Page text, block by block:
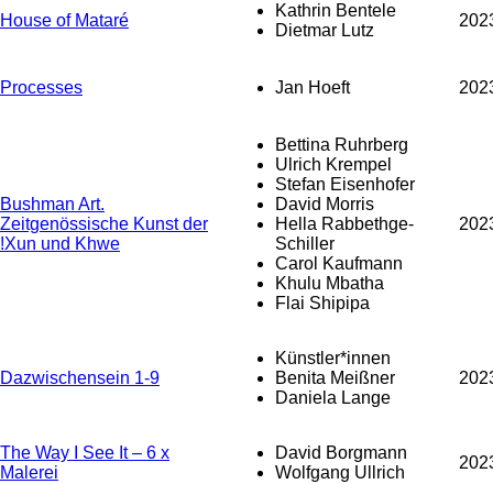
House of Mataré
Kathrin Bentele
Dietmar Lutz
Processes Jan Hoeft
Bushman Art.
Zeitgenössische Kunst der
!Xun und Khwe
Bettina Ruhrberg
Ulrich Krempel
Stefan Eisenhofer
David Morris
Hella Rabbethge-
Schiller
Carol Kaufmann
Khulu Mbatha
Flai Shipipa
Dazwischensein 1-9
Künstler*innen
Benita Meißner
Daniela Lange
The Way I See It – 6 x
Malerei
David Borgmann
Wolfgang Ullrich